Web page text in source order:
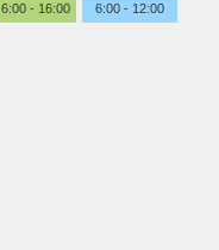
6:00 - 16:00 6:00 - 12:00